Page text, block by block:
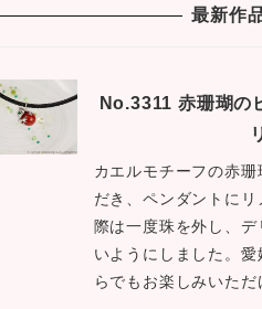
最新作
No.3311 赤珊瑚の
カエルモチーフの赤
だき、ペンダントに
際は一度珠を外し、
いようにしました。
らでもお楽しみいた